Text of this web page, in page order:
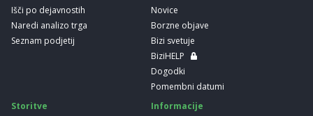
Išči po dejavnostih
Naredi analizo trga
Seznam podjetij
Novice
Borzne objave
Bizi svetuje
BiziHELP
Dogodki
Pomembni datumi
Storitve
Informacije